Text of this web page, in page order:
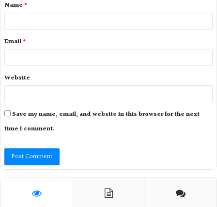
Name *
Email*
Website
Save my name, email, and website in this browser for the next
time I comment.